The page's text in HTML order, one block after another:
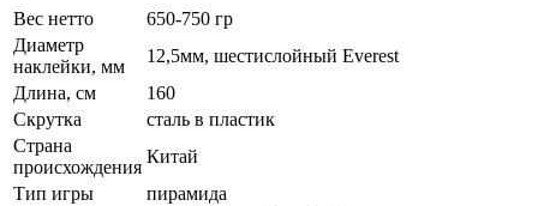
Вес нетто
650-750 гр
Диаметр
наклейки, мм
12,5мм, шестислойный Everest
Длина, см
160
Скрутка
сталь в пластик
Страна
происхождения
Китай
Тип игры
пирамида